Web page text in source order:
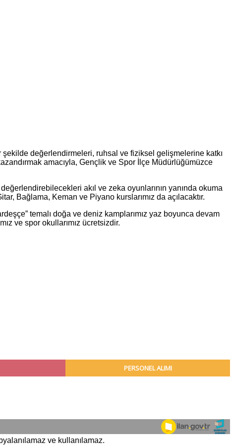
değerlendirmeleri, ruhsal ve fiziksel gelişmelerine katkı
amacıyla, Gençlik ve Spor İlçe Müdürlüğümüzce
akıl ve zeka oyunlarının yanında okuma
Bağlama, Keman ve Piyano kurslarımız da açılacaktır.
temalı doğa ve deniz kamplarımız yaz boyunca devam
ve spor okullarımız ücretsizdir.
ve kullanılamaz.